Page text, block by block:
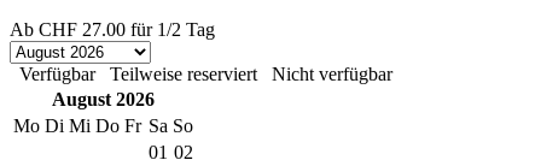
Ab CHF 27.00 für 1/2 Tag
Verfügbar Teilweise reserviert
Nicht verfügbar
August 2026
Mo Di Mi Do Fr Sa So
01 02